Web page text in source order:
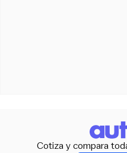
Cotiza y compara